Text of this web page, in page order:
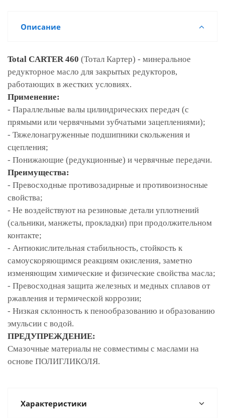
Описание
Total CARTER 460 (Тотал Картер) - минеральное
редукторное масло для закрытых редукторов,
работающих в жестких условиях.
Применение:
- Параллельные валы цилиндрических передач (с
прямыми или червячными зубчатыми зацеплениями);
- Тяжелонагруженные подшипники скольжения и
сцепления;
- Понижающие (редукционные) и червячные передачи.
Преимущества:
- Превосходные противозадирные и противоизносные
свойства;
- Не воздействуют на резиновые детали уплотнений
(сальники, манжеты, прокладки) при продолжительном
контакте;
- Антиокислительная стабильность, стойкость к
самоускоряющимся реакциям окисления, заметно
изменяющим химические и физические свойства масла;
- Превосходная защита железных и медных сплавов от
ржавления и термической коррозии;
- Низкая склонность к пенообразованию и образованию
эмульсии с водой.
ПРЕДУПРЕЖДЕНИЕ:
Смазочные материалы не совместимы с маслами на
основе ПОЛИГЛИКОЛЯ.
Характеристики